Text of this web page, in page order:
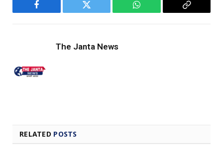
Facebook Twitter WhatsApp
Copy
The Janta News
RELATED POSTS